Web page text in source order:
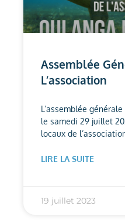
Assemblée
L’association
L’assemblée
le samedi 29 juillet
locaux de
LIRE LA SUITE
19 juillet 2023